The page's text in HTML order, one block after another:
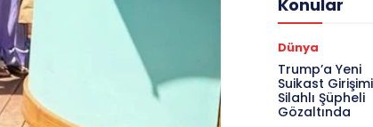
Konular
Dünya
Trump’a Yeni
Suikast
Silahlı Şüpheli
Gözaltında